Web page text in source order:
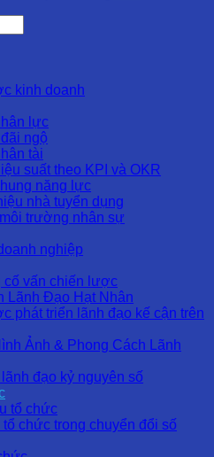
kinh doanh
lực
ngộ
tài
suất theo KPI và OKR
năng lực
nhà tuyển dụng
trường nhân sự
nghiệp
cố vấn chiến lược
Lãnh Đạo Hạt Nhân
phát triển lãnh đạo kế cận trên
Ảnh & Phong Cách Lãnh
đạo kỷ nguyên số
tổ chức
tổ chức trong chuyển đổi số